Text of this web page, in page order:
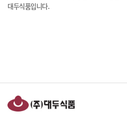
대두식품입니다.